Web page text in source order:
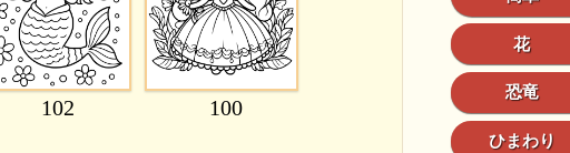
102 100
花
恐竜
ひまわり